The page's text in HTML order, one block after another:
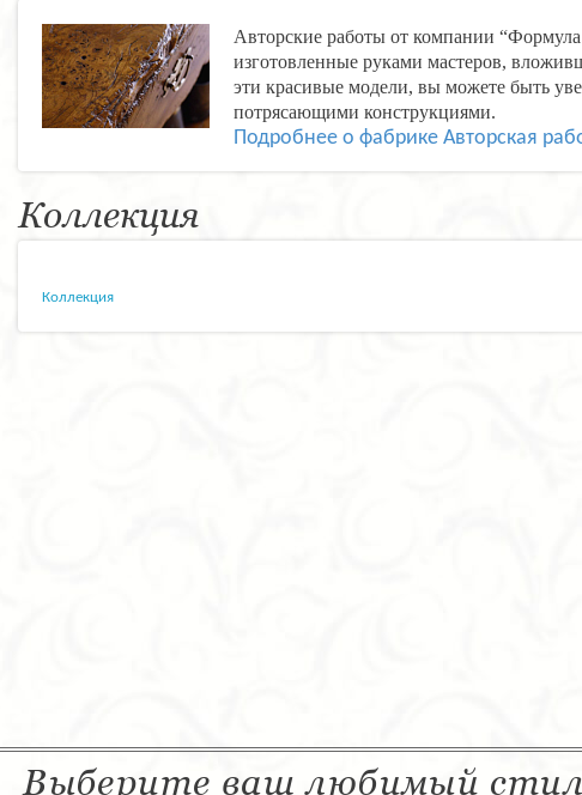
Авторские работы от компании
изготовленные руками мастеров,
эти красивые модели, вы можете быть
потрясающими конструкциями.
Подробнее о фабрике Авторская
Коллекция
Коллекция
Выберите ваш любимый